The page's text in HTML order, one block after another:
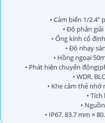
• Cảm biến 1/2.4"
• Độ phân
• Ống kính cố
• Độ nhạy
• Hồng ngoại
• Phát hiện chuyển
• WDR,
• Khe cắm thẻ nhớ
•
•
• IP67, 83.7 mm ×